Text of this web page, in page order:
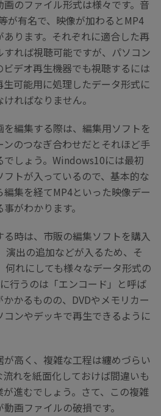
のファイル形式は様々です。音
が有名で、映像が加わるとMP4
あります。それぞれに適合した再
れば視聴可能ですが、パソコン
デオ再生機器でも視聴するには
可能用に処理したデータ形式に
ればなりません。
編集する際は、編集用ソフトを
のつなぎ合わせだとそれほど手
しょう。Windows10には最初
トが入っているので、基本的な
集を経てMP4といった映像デー
がわかります。
時は、市販の編集ソフトを購入
演出の追加などが入るため、そ
何れにしても様々なデータ形式の
行うのは「エンコード」と呼ば
かるものの、DVDやメモリカー
コンやデッキで再生できるように
高く、複雑な工程は纏めづらい
れを紙面化しておけば間違いも
進むでしょう。さて、この複雑
画ファイルの破損です。